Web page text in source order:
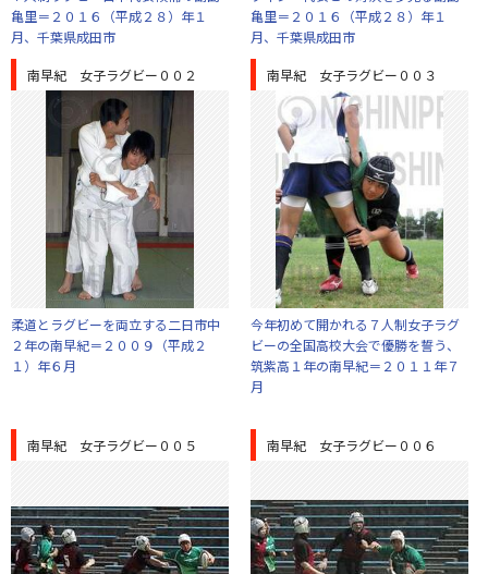
亀里＝２０１６（平成２８）年１
月、千葉県成田市
亀里＝２０１６（平成２８）年１
月、千葉県成田市
南早紀 女子ラグビー００２
柔道とラグビーを両立する二日市中
２年の南早紀＝２００９（平成２
１）年６月
南早紀 女子ラグビー００３
今年初めて開かれる７人制女子ラグ
ビーの全国高校大会で優勝を誓う、
筑紫高１年の南早紀＝２０１１年７
月
南早紀 女子ラグビー００５ 南早紀 女子ラグビー００６